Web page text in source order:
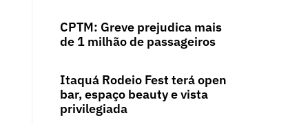
CPTM: Greve prejudica mais
de 1 milhão de passageiros
Itaquá Rodeio Fest terá open
bar, espaço beauty e vista
privilegiada